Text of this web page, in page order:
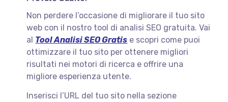
Non perdere l’occasione di migliorare il tuo sito
web con il nostro tool di analisi SEO gratuita. Vai
al Tool Analisi SEO Gratis e scopri come puoi
ottimizzare il tuo sito per ottenere migliori
risultati nei motori di ricerca e offrire una
migliore esperienza utente.
Inserisci l’URL del tuo sito nella sezione